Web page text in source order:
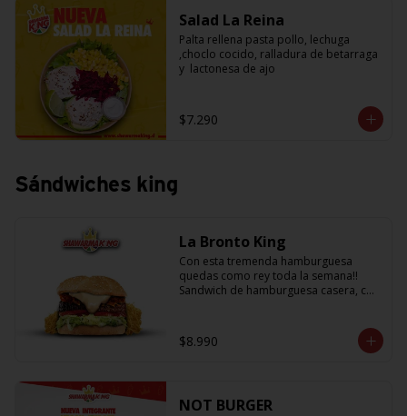
Salad La Reina
Palta rellena pasta pollo, lechuga
,choclo cocido, ralladura de betarraga
y  lactonesa de ajo
$7.290
Sándwiches king
La Bronto King
Con esta tremenda hamburguesa
quedas como rey toda la semana!!
Sandwich de hamburguesa casera, con
queso fundido, crujientes papitas hilo
y salsa king... Uff es pero ¡E-X-Q-U-I-S-I-
$8.990
NOT BURGER